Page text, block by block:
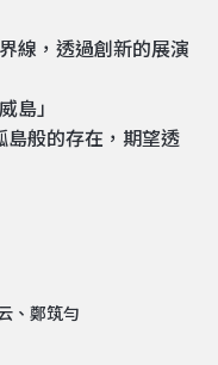
線，透過創新的展演
島」
島般的存在，期望透
、鄭筑勻